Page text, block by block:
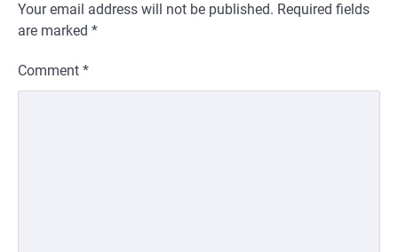
Your email address will not be published. Required fields
are marked *
Comment *